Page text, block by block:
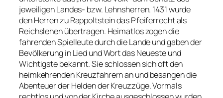
jeweiligen Landes- bzw. Lehnsherren. 1431 wurde
den Herren zu Rappoltstein das Pfeiferrecht als
Reichslehen übertragen. Heimatlos zogen die
fahrenden Spielleute durch die Lande und gaben der
Bevölkerung in Lied und Wort das Neueste und
Wichtigste bekannt. Sie schlossen sich oft den
heimkehrenden Kreuzfahrern an und besangen die
Abenteuer der Helden der Kreuzzüge. Vormals